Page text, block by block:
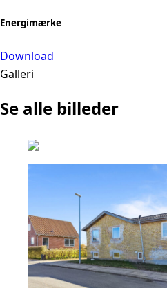
Energimærke
Download
Galleri
Se alle billeder